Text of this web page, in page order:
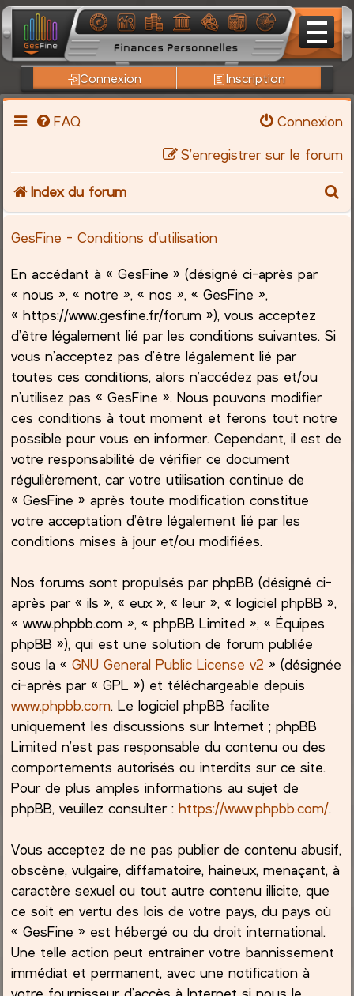
Connexion Inscription
FAQ
Connexion
S’enregistrer sur le forum
Index du forum
c
GesFine - Conditions d’utilisation
En accédant à « GesFine » (désigné ci-après par
« nous », « notre », « nos », « GesFine »,
« https://www.gesfine.fr/forum »), vous acceptez
d’être légalement lié par les conditions suivantes. Si
vous n’acceptez pas d’être légalement lié par
toutes ces conditions, alors n’accédez pas et/ou
n’utilisez pas « GesFine ». Nous pouvons modifier
ces conditions à tout moment et ferons tout notre
possible pour vous en informer. Cependant, il est de
votre responsabilité de vérifier ce document
régulièrement, car votre utilisation continue de
« GesFine » après toute modification constitue
votre acceptation d’être légalement lié par les
conditions mises à jour et/ou modifiées.
Nos forums sont propulsés par phpBB (désigné ci-
après par « ils », « eux », « leur », « logiciel phpBB »,
« www.phpbb.com », « phpBB Limited », « Équipes
phpBB »), qui est une solution de forum publiée
sous la «GNU General Public License v2 » (désignée
ci-après par « GPL ») et téléchargeable depuis
www.phpbb.com. Le logiciel phpBB facilite
uniquement les discussions sur Internet ; phpBB
Limited n’est pas responsable du contenu ou des
comportements autorisés ou interdits sur ce site.
Pour de plus amples informations au sujet de
phpBB, veuillez consulter :https://www.phpbb.com/.
Vous acceptez de ne pas publier de contenu abusif,
obscène, vulgaire, diffamatoire, haineux, menaçant, à
caractère sexuel ou tout autre contenu illicite, que
ce soit en vertu des lois de votre pays, du pays où
« GesFine » est hébergé ou du droit international.
Une telle action peut entraîner votre bannissement
immédiat et permanent, avec une notification à